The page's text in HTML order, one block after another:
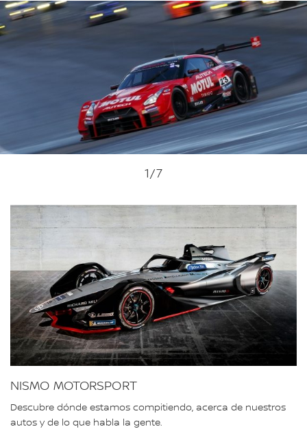
1/7
NISMO MOTORSPORT
Descubre dónde estamos compitiendo, acerca de nuestros
autos y de lo que habla la gente.